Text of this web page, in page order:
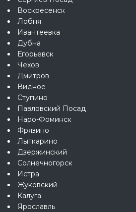
Воскресенск
Лобня
Ивантеевка
Дубна
Егорьевск
Чехов
Дмитров
Видное
Ступино
Павловский Посад
Наро-Фоминск
Фрязино
Лыткарино
Дзержинский
Солнечногорск
Истра
Жуковский
Калуга
Ярославль